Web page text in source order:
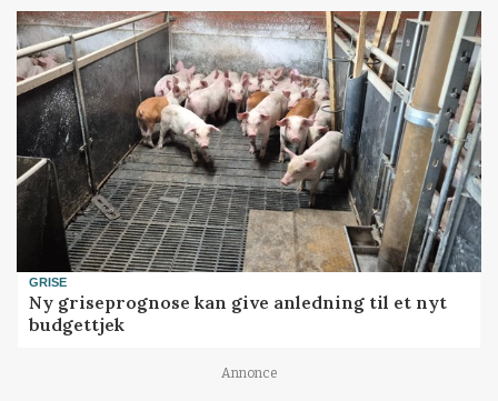
GRISE
Ny griseprognose kan give anledning til et nyt
budgettjek
Annonce